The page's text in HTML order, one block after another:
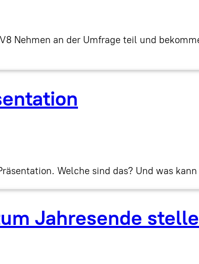
Nehmen an der Umfrage teil und
Welche sind das? Und was
Jahresende